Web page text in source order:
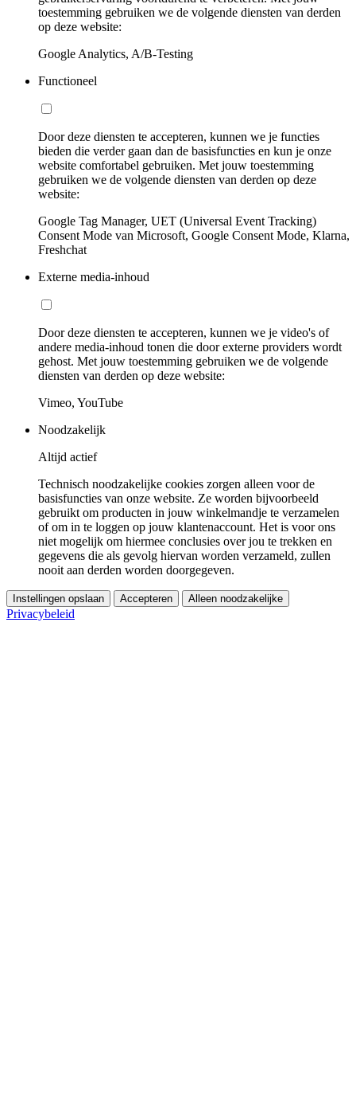
toestemming gebruiken we de volgende diensten van derden
op deze website:
Google Analytics, A/B-Testing
Functioneel
Door deze diensten te accepteren, kunnen we je functies
bieden die verder gaan dan de basisfuncties en kun je onze
website comfortabel gebruiken. Met jouw toestemming
gebruiken we de volgende diensten van derden op deze
website:
Google Tag Manager, UET (Universal Event Tracking)
Consent Mode van Microsoft, Google Consent Mode, Klarna,
Freshchat
Externe media-inhoud
Door deze diensten te accepteren, kunnen we je video's of
andere media-inhoud tonen die door externe providers wordt
gehost. Met jouw toestemming gebruiken we de volgende
diensten van derden op deze website:
Vimeo, YouTube
Noodzakelijk
Altijd actief
Technisch noodzakelijke cookies zorgen alleen voor de
basisfuncties van onze website. Ze worden bijvoorbeeld
gebruikt om producten in jouw winkelmandje te verzamelen
of om in te loggen op jouw klantenaccount. Het is voor ons
niet mogelijk om hiermee conclusies over jou te trekken en
gegevens die als gevolg hiervan worden verzameld, zullen
nooit aan derden worden doorgegeven.
Instellingen opslaan Accepteren Alleen noodzakelijke
Privacybeleid